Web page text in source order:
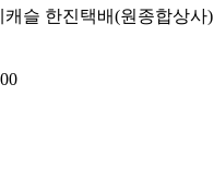
슬 한진택배(원종합상사)